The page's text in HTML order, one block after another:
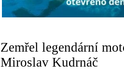
Zemřel legendární
Miroslav Kudrnáč